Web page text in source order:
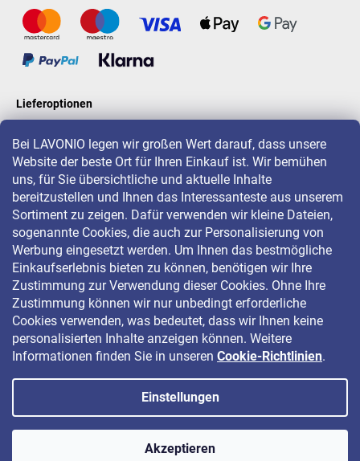
Bei LAVONIO legen wir großen Wert darauf, dass unsere
Website der beste Ort für Ihren Einkauf ist. Wir bemühen
uns, für Sie übersichtliche und aktuelle Inhalte
bereitzustellen und Ihnen das Interessanteste aus unserem
Sortiment zu zeigen. Dafür verwenden wir kleine Dateien,
sogenannte Cookies, die auch zur Personalisierung von
Werbung eingesetzt werden. Um Ihnen das bestmögliche
Einkaufserlebnis bieten zu können, benötigen wir Ihre
Zustimmung zur Verwendung dieser Cookies. Ohne Ihre
Zustimmung können wir nur unbedingt erforderliche
Cookies verwenden, was bedeutet, dass wir Ihnen keine
personalisierten Inhalte anzeigen können. Weitere
Informationen finden Sie in unseren Cookie-Richtlinien.
Einstellungen
Akzeptieren
Lieferoptionen
LAVONIO in der Welt
Für Aktionen, Gewinnspiele und Rabatte folgen Sie uns auf:
Copyright 2026 LAVONIO.de. Alle Rechte vorbehalten.